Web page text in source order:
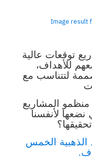
توقعات عالية
للأهداف،
لتتناسب مع
المشاريع
نضعها لأنفسنا
الذهبية الخمس